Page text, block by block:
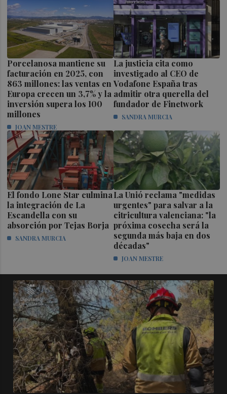
Porcelanosa mantiene su
facturación en 2025, con
863 millones: las ventas en
Europa crecen un 3,7% y la
inversión supera los 100
millones
JOAN MESTRE
La justicia cita como
investigado al CEO de
Vodafone España tras
admitir otra querella del
fundador de Finetwork
SANDRA MURCIA
El fondo Lone Star culmina
la integración de La
Escandella con su
absorción por Tejas Borja
SANDRA MURCIA
La Unió reclama "medidas
urgentes" para salvar a la
citricultura valenciana: "la
próxima cosecha será la
segunda más baja en dos
décadas"
JOAN MESTRE